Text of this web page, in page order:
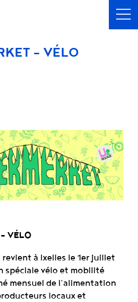
- VÉLO
- VÉLO
à Ixelles le 1er juillet
spéciale vélo et mobilité
mensuel de l'alimentation
locaux et